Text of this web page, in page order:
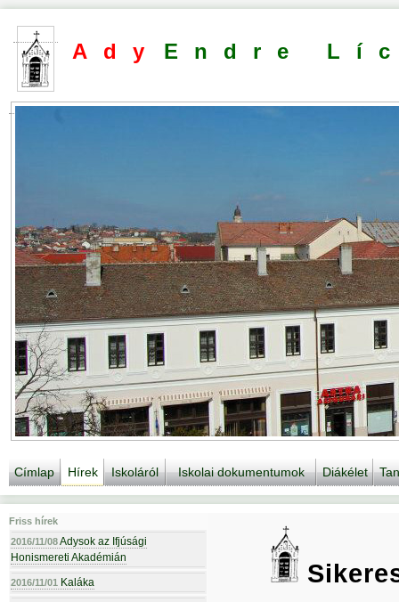
Ady Endre
Címlap Hírek Iskoláról Iskolai dokumentumok Diákélet
Friss hírek
2016/11/08Adysok az Ifjúsági
Honismereti Akadémián
2016/11/01 Kaláka